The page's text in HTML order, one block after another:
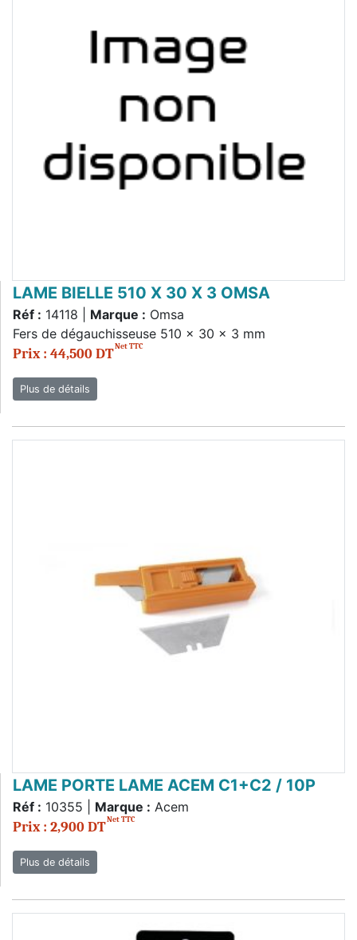
LAME BIELLE 510 X 30 X 3 OMSA
Réf : 14118 | Marque : Omsa
Fers de dégauchisseuse 510 x 30 x 3 mm
Prix : 44,500 DTNet TTC
Plus de détails
LAME PORTE LAME ACEM C1+C2 / 10P
Réf : 10355 | Marque : Acem
Prix : 2,900 DTNet TTC
Plus de détails